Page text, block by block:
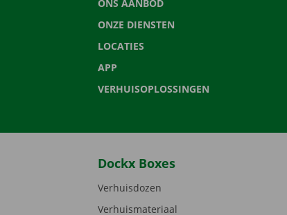
ONS AANBOD
ONZE DIENSTEN
LOCATIES
APP
VERHUISOPLOSSINGEN
Dockx Boxes
Verhuisdozen
Verhuismateriaal